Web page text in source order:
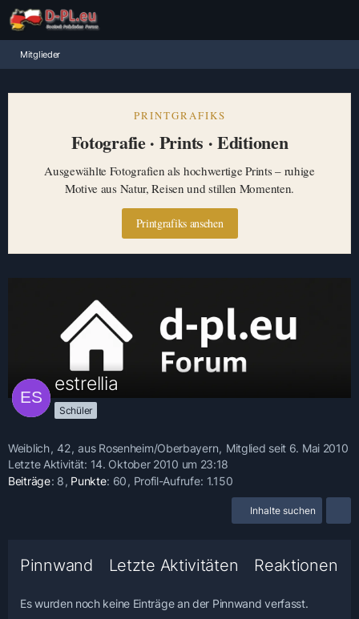
Mitglieder
PRINTGRAFIKS
Fotografie · Prints · Editionen
Ausgewählte Fotografien als hochwertige Prints – ruhige
Motive aus Natur, Reisen und stillen Momenten.
Printgrafiks ansehen
estrellia
Schüler
Weiblich 42 aus Rosenheim/Oberbayern
Mitglied seit 6. Mai 2010
Letzte Aktivität: 14. Oktober 2010 um 23:18
Beiträge 8 Punkte 60 Profil-Aufrufe 1.150
Inhalte suchen
Pinnwand Letzte Aktivitäten Reaktionen
Es wurden noch keine Einträge an der Pinnwand verfasst.